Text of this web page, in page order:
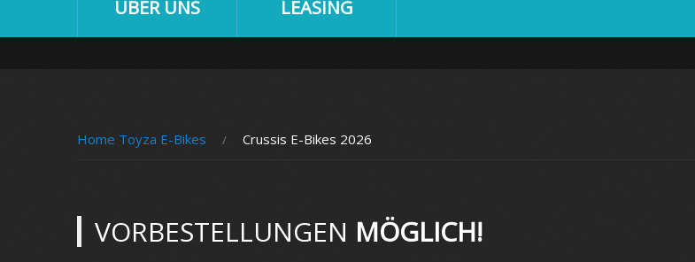
ÜBER UNS LEASING
Home Toyza E-Bikes Crussis E-Bikes 2026
VORBESTELLUNGEN MÖGLICH!